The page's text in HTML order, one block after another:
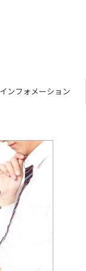
インフォメーション